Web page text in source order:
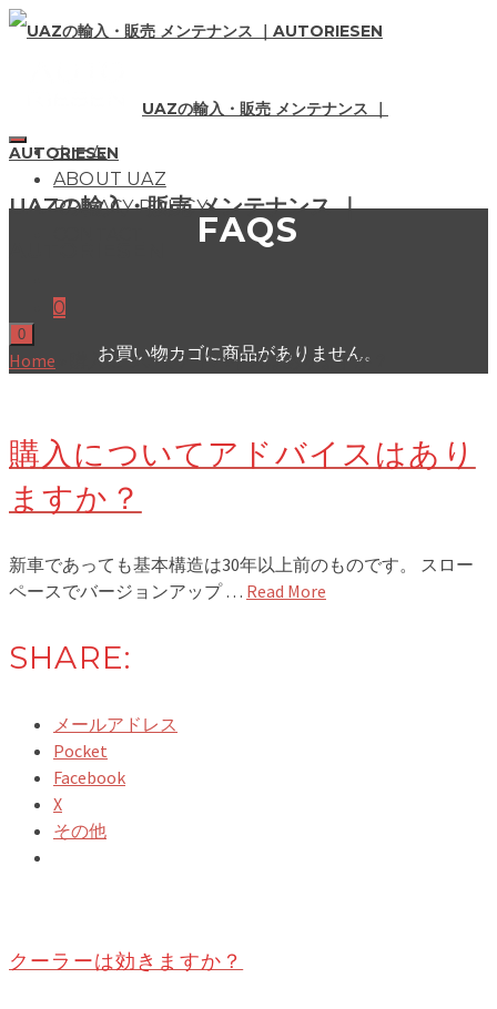
UAZの輸入・販売 メンテナンス ｜
AUTORIESEN
ホーム
ABOUT UAZ
PRIVACY POLICY
0
お買い物カゴに商品がありません。
UAZの輸入・販売 メンテナンス ｜
0
FAQS
Home 購入についてアドバイスはありますか？
購入についてアドバイスはあり
ますか？
新車であっても基本構造は30年以上前のものです。 スロー
ペースでバージョンアップ … Read More
SHARE:
メールアドレス
Pocket
Facebook
X
その他
クーラーは効きますか？